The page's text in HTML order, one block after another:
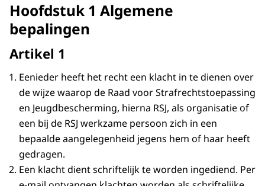
Hoofdstuk 1 Algemene
bepalingen
Artikel 1
Eenieder heeft het recht een klacht in te dienen over
de wijze waarop de Raad voor Strafrechtstoepassing
en Jeugdbescherming, hierna RSJ, als organisatie of
een bij de RSJ werkzame persoon zich in een
bepaalde aangelegenheid jegens hem of haar heeft
gedragen.
Een klacht dient schriftelijk te worden ingediend. Per